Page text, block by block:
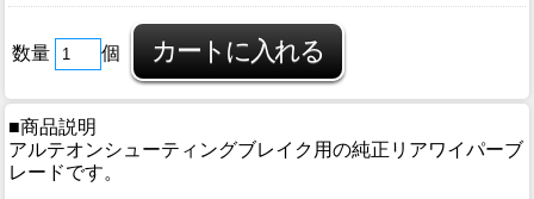
数量 個
■商品説明
アルテオンシューティングブレイク用の純正リアワイパーブ
レードです。